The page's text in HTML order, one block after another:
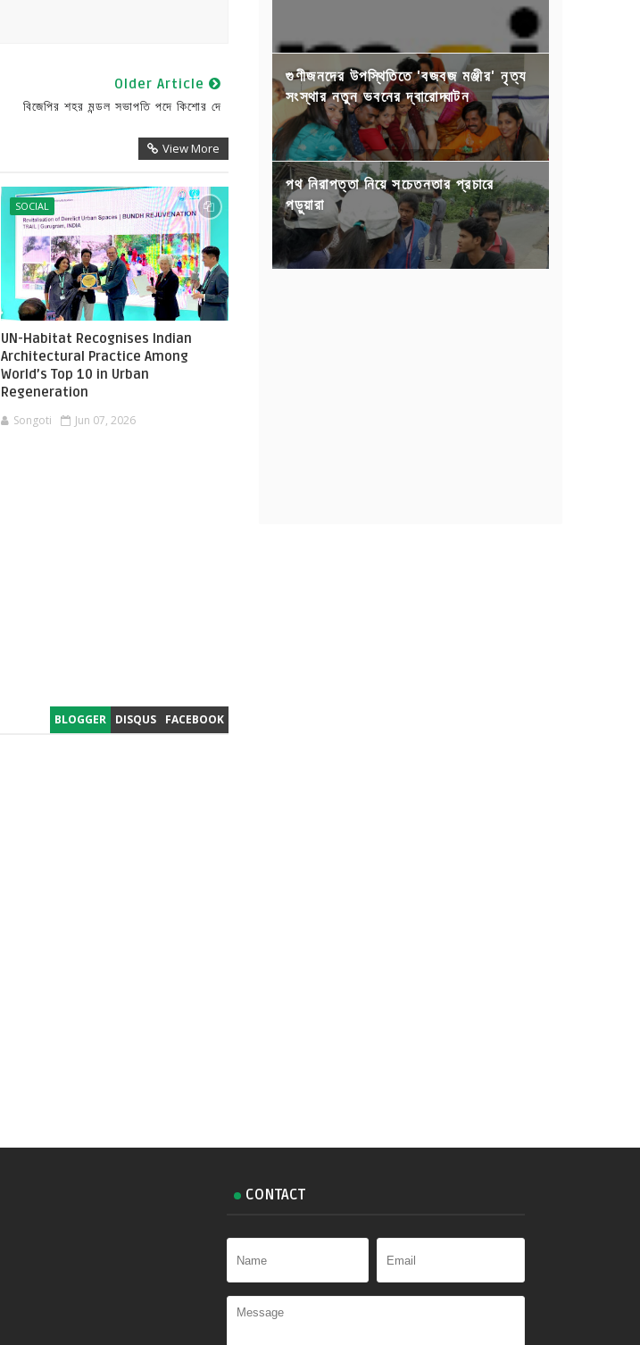
Older Article
বিজেপির শহর মন্ডল সভাপতি পদে কিশোর দে
View More
SOCIAL
UN-Habitat Recognises Indian
Architectural Practice Among
World’s Top 10 in Urban
Regeneration
Songoti Jun 07, 2026
BLOGGER DISQUS FACEBOOK
গুণীজনদের উপস্থিতিতে 'বজবজ মঞ্জীর' নৃত্য
সংস্থার নতুন ভবনের দ্বারোদ্ঘাটন
পথ নিরাপত্তা নিয়ে সচেতনতার প্রচারে
পড়ুয়ারা
CONTACT